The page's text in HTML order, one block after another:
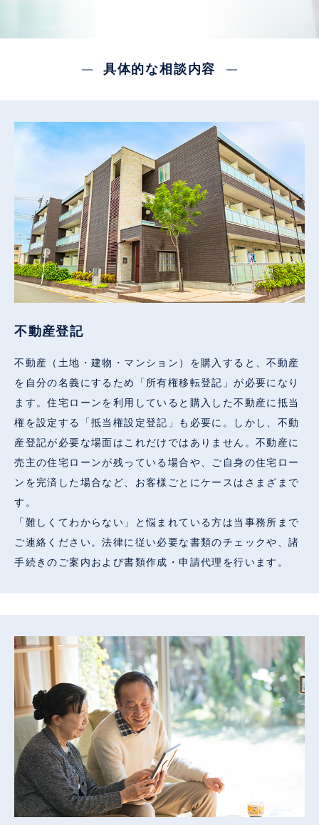
具体的な相談内容
不動産登記
不動産（土地・建物・マンション）を購入すると、不動産
を自分の名義にするため「所有権移転登記」が必要になり
ます。住宅ローンを利用していると購入した不動産に抵当
権を設定する「抵当権設定登記」も必要に。しかし、不動
産登記が必要な場面はこれだけではありません。不動産に
売主の住宅ローンが残っている場合や、ご自身の住宅ロー
ンを完済した場合など、お客様ごとにケースはさまざまで
す。
「難しくてわからない」と悩まれている方は当事務所まで
ご連絡ください。法律に従い必要な書類のチェックや、諸
手続きのご案内および書類作成・申請代理を行います。